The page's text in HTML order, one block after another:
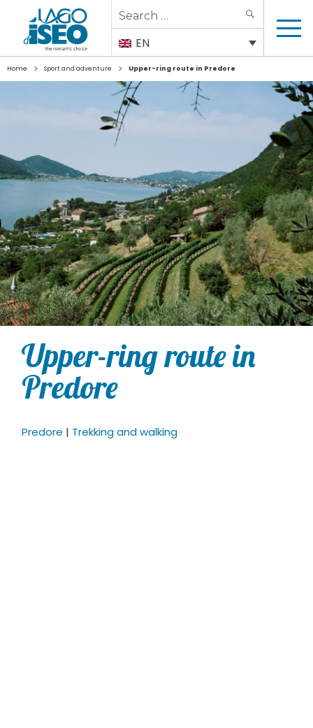
Search
for:
EN
Home > Sport and adventure > Upper-ring route in Predore
Upper-ring route in
Predore
Predore | Trekking and walking